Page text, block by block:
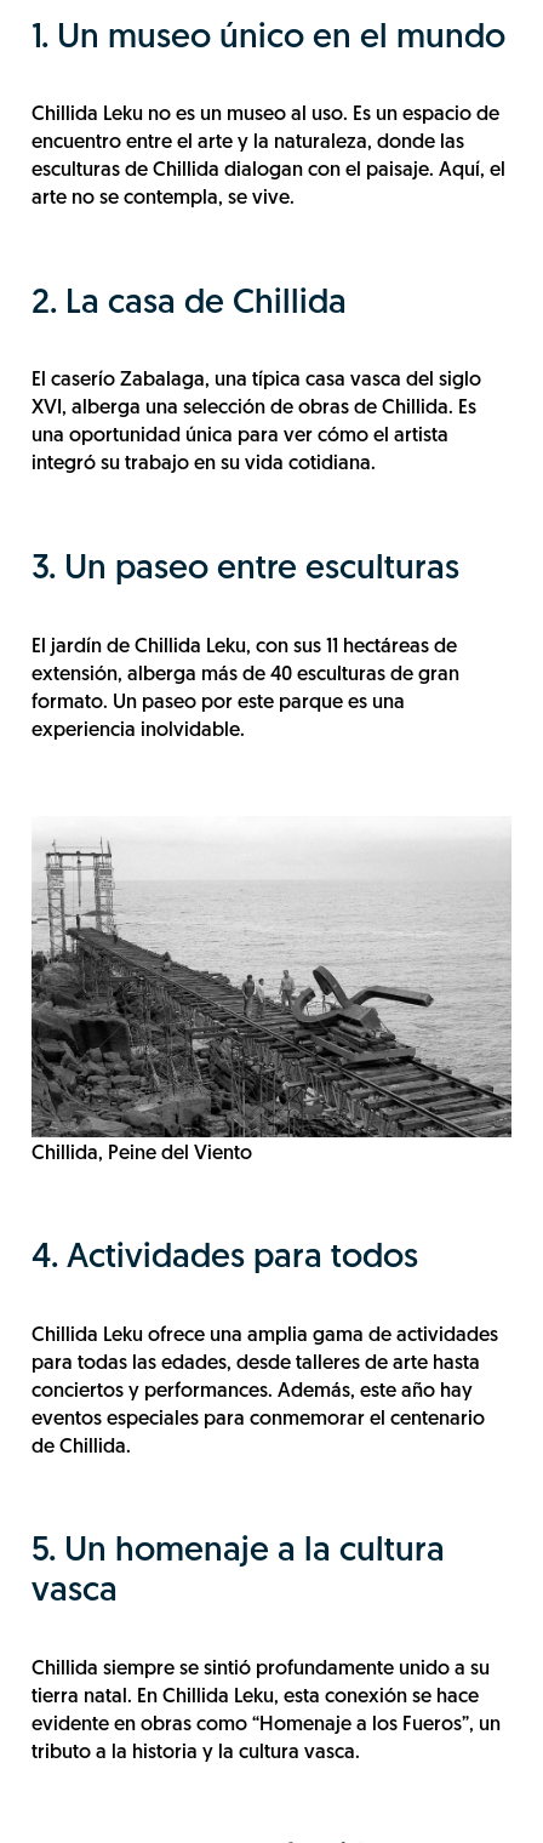
1. Un museo único en el mundo
Chillida Leku no es un museo al uso. Es un espacio de
encuentro entre el arte y la naturaleza, donde las
esculturas de Chillida dialogan con el paisaje. Aquí, el
arte no se contempla, se vive.
2. La casa de Chillida
El caserío Zabalaga, una típica casa vasca del siglo
XVI, alberga una selección de obras de Chillida. Es
una oportunidad única para ver cómo el artista
integró su trabajo en su vida cotidiana.
3. Un paseo entre esculturas
El jardín de Chillida Leku, con sus 11 hectáreas de
extensión, alberga más de 40 esculturas de gran
formato. Un paseo por este parque es una
experiencia inolvidable.
Chillida, Peine del Viento
4. Actividades para todos
Chillida Leku ofrece una amplia gama de actividades
para todas las edades, desde talleres de arte hasta
conciertos y performances. Además, este año hay
eventos especiales para conmemorar el centenario
de Chillida.
5. Un homenaje a la cultura
vasca
Chillida siempre se sintió profundamente unido a su
tierra natal. En Chillida Leku, esta conexión se hace
evidente en obras como “Homenaje a los Fueros”, un
tributo a la historia y la cultura vasca.